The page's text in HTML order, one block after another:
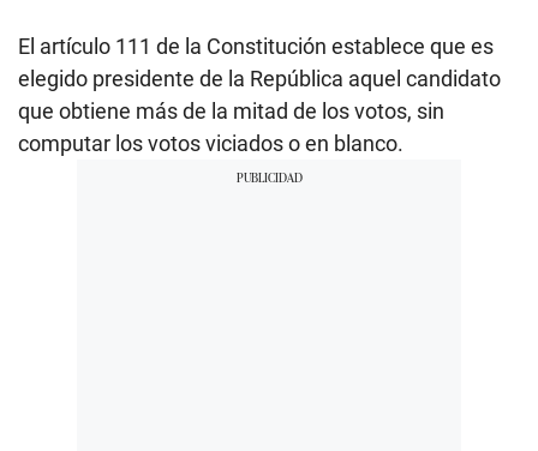
El artículo 111 de la Constitución establece que es
elegido presidente de la República aquel candidato
que obtiene más de la mitad de los votos, sin
computar los votos viciados o en blanco.